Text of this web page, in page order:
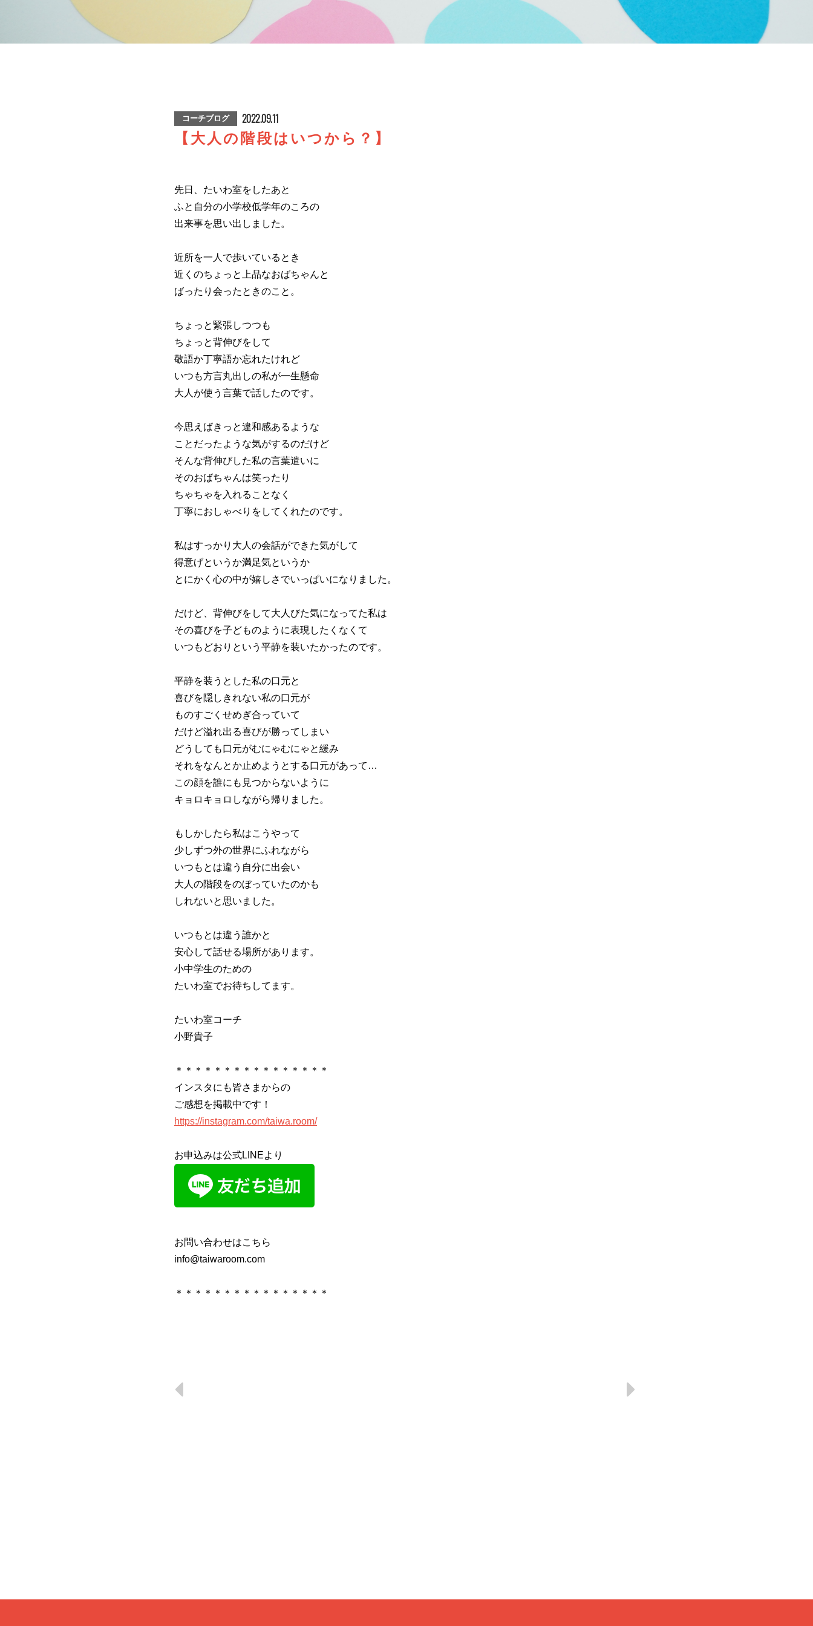
コーチブログ 2022.09.11
【大人の階段はいつから？】
先日、たいわ室をしたあと
ふと自分の小学校低学年のころの
出来事を思い出しました。
近所を一人で歩いているとき
近くのちょっと上品なおばちゃんと
ばったり会ったときのこと。
ちょっと緊張しつつも
ちょっと背伸びをして
敬語か丁寧語か忘れたけれど
いつも方言丸出しの私が一生懸命
大人が使う言葉で話したのです。
今思えばきっと違和感あるような
ことだったような気がするのだけど
そんな背伸びした私の言葉遣いに
そのおばちゃんは笑ったり
ちゃちゃを入れることなく
丁寧におしゃべりをしてくれたのです。
私はすっかり大人の会話ができた気がして
得意げというか満足気というか
とにかく心の中が嬉しさでいっぱいになりました。
だけど、背伸びをして大人びた気になってた私は
その喜びを子どものように表現したくなくて
いつもどおりという平静を装いたかったのです。
平静を装うとした私の口元と
喜びを隠しきれない私の口元が
ものすごくせめぎ合っていて
だけど溢れ出る喜びが勝ってしまい
どうしても口元がむにゃむにゃと緩み
それをなんとか止めようとする口元があって…
この顔を誰にも見つからないように
キョロキョロしながら帰りました。
もしかしたら私はこうやって
少しずつ外の世界にふれながら
いつもとは違う自分に出会い
大人の階段をのぼっていたのかも
しれないと思いました。
いつもとは違う誰かと
安心して話せる場所があります。
小中学生のための
たいわ室でお待ちしてます。
たいわ室コーチ
小野貴子
＊＊＊＊＊＊＊＊＊＊＊＊＊＊＊＊
インスタにも皆さまからの
ご感想を掲載中です！
https://instagram.com/taiwa.room/
お申込みは公式LINEより
お問い合わせはこちら
info@taiwaroom.com
＊＊＊＊＊＊＊＊＊＊＊＊＊＊＊＊